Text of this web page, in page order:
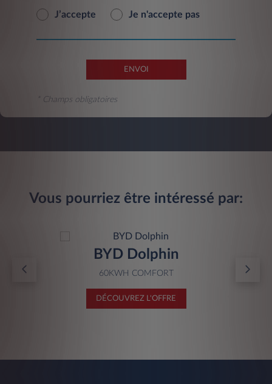
J’accepte Je n'accepte pas
ENVOI
* Champs obligatoires
Vous pourriez être intéressé par:
BYD Dolphin
60KWH COMFORT
DÉCOUVREZ L'OFFRE